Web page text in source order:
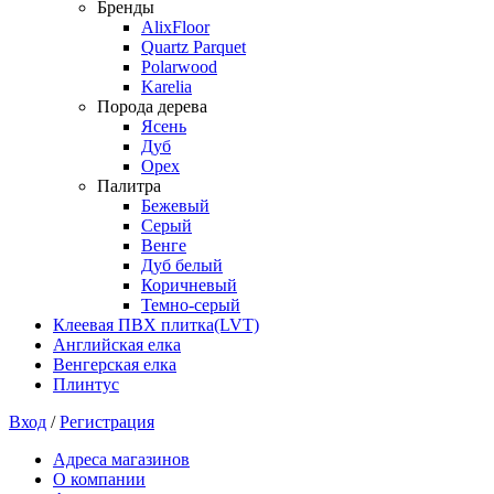
Бренды
AlixFloor
Quartz Parquet
Polarwood
Karelia
Порода дерева
Ясень
Дуб
Орех
Палитра
Бежевый
Серый
Венге
Дуб белый
Коричневый
Темно-серый
Клеевая ПВХ плитка(LVT)
Английская елка
Венгерская елка
Плинтус
Вход /Регистрация
Адреса магазинов
О компании